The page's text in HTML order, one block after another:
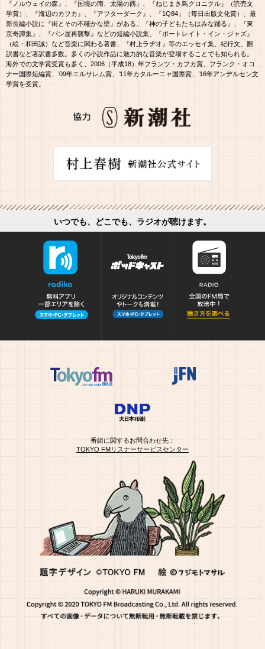
『ノルウェイの森』、『国境の南、太陽の西』、『ねじまき鳥クロニクル』（読売文
学賞）、『海辺のカフカ』、『アフターダーク』、『1Q84』（毎日出版文化賞）、最
新長編小説に『街とその不確かな壁』がある。『神の子どもたちはみな踊る』、『東
京奇譚集』、『パン屋再襲撃』などの短編小説集、『ポートレイト・イン・ジャズ』
（絵・和田誠）など音楽に関わる著書、『村上ラヂオ』等のエッセイ集、紀行文、翻
訳書など著訳書多数。多くの小説作品に魅力的な音楽が登場することでも知られる。
海外での文学賞受賞も多く、2006（平成18）年フランツ・カフカ賞、フランク・オコ
ナー国際短編賞、’09年エルサレム賞、’11年カタルーニャ国際賞、’16年アンデルセン文
学賞を受賞。
いつでも、どこでも、ラジオが聴けます。
番組に関するお問合わせ先：
TOKYO FMリスナーサービスセンター